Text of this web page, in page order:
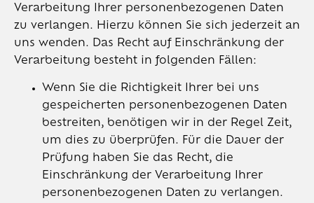
Verarbeitung Ihrer personenbezogenen Daten
zu verlangen. Hierzu können Sie sich jederzeit an
uns wenden. Das Recht auf Einschränkung der
Verarbeitung besteht in folgenden Fällen:
Wenn Sie die Richtigkeit Ihrer bei uns
gespeicherten personenbezogenen Daten
bestreiten, benötigen wir in der Regel Zeit,
um dies zu überprüfen. Für die Dauer der
Prüfung haben Sie das Recht, die
Einschränkung der Verarbeitung Ihrer
personenbezogenen Daten zu verlangen.